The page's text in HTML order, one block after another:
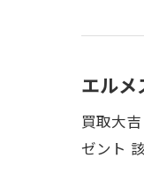
エルメ
買取大
ゼント